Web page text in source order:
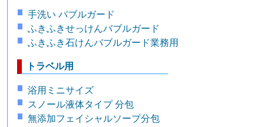
手洗い バブルガード
ふきふきせっけんバブルガード
ふきふき石けんバブルガード業務用
トラベル用
浴用ミニサイズ
スノール液体タイプ 分包
無添加フェイシャルソープ分包